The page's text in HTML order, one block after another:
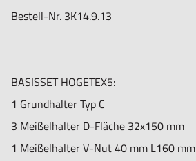
Bestell-Nr. 3K14.9.13
BASISSET HOGETEX5:
1 Grundhalter Typ C
3 Meißelhalter D-Fläche 32x150 mm
1 Meißelhalter V-Nut 40 mm L160 mm